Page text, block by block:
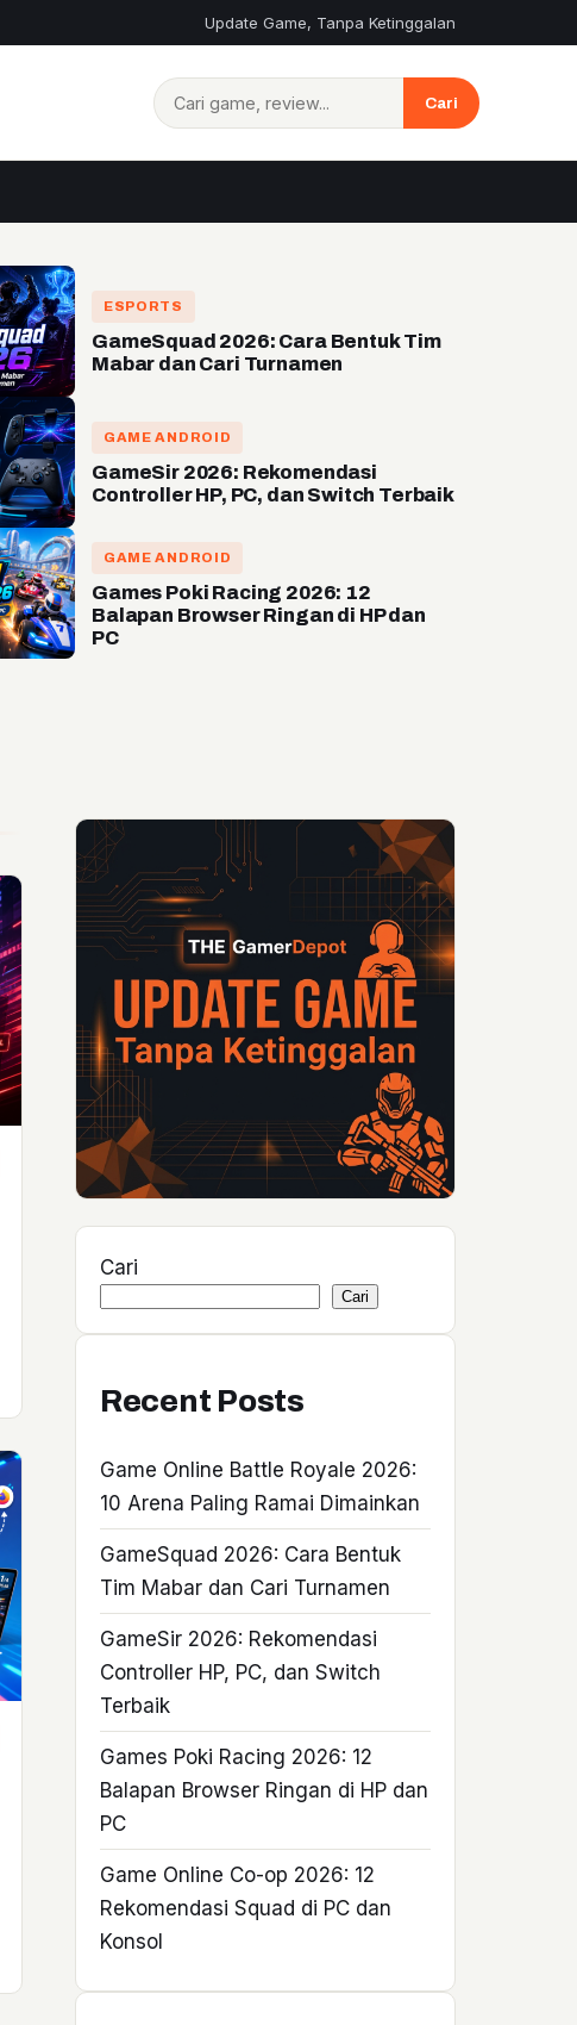
Update Game, Tanpa Ketinggalan
Cari: Cari
ESPORTS
GameSquad 2026: Cara Bentuk Tim
Mabar dan Cari Turnamen
GAME ANDROID
GameSir 2026: Rekomendasi
Controller HP, PC, dan Switch Terbaik
GAME ANDROID
Games Poki Racing 2026: 12
Balapan Browser Ringan di HP dan
PC
Cari
Cari
Recent Posts
Game Online Battle Royale 2026:
10 Arena Paling Ramai Dimainkan
GameSquad 2026: Cara Bentuk
Tim Mabar dan Cari Turnamen
GameSir 2026: Rekomendasi
Controller HP, PC, dan Switch
Terbaik
Games Poki Racing 2026: 12
Balapan Browser Ringan di HP dan
PC
Game Online Co-op 2026: 12
Rekomendasi Squad di PC dan
Konsol